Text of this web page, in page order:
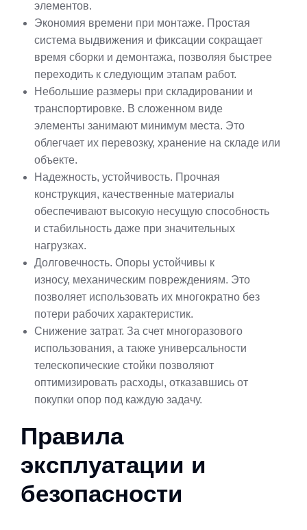
элементов.
Экономия времени при монтаже. Простая
система выдвижения и фиксации сокращает
время сборки и демонтажа, позволяя быстрее
переходить к следующим этапам работ.
Небольшие размеры при складировании и
транспортировке. В сложенном виде
элементы занимают минимум места. Это
облегчает их перевозку, хранение на складе или
объекте.
Надежность, устойчивость. Прочная
конструкция, качественные материалы
обеспечивают высокую несущую способность
и стабильность даже при значительных
нагрузках.
Долговечность. Опоры устойчивы к
износу, механическим повреждениям. Это
позволяет использовать их многократно без
потери рабочих характеристик.
Снижение затрат. За счет многоразового
использования, а также универсальности
телескопические стойки позволяют
оптимизировать расходы, отказавшись от
покупки опор под каждую задачу.
Правила
эксплуатации и
безопасности